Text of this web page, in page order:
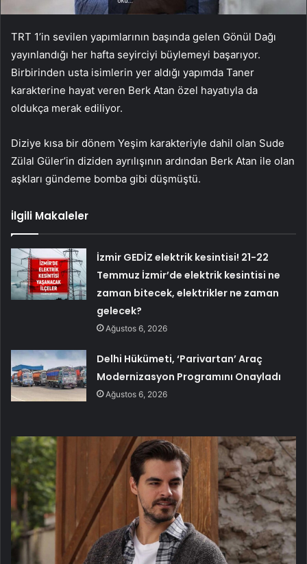
TRT 1’in sevilen yapımlarının başında gelen Gönül Dağı
yayınlandığı her hafta seyirciyi büylemeyi başarıyor.
Birbirinden usta isimlerin yer aldığı yapımda Taner
karakterine hayat veren Berk Atan özel hayatıyla da
oldukça merak ediliyor.
Diziye kısa bir dönem Yeşim karakteriyle dahil olan Sude
Zülal Güler’in diziden ayrılışının ardından Berk Atan ile olan
aşkları gündeme bomba gibi düşmüştü.
İlgili Makaleler
İzmir GEDİZ elektrik kesintisi! 21-22
Temmuz İzmir’de elektrik kesintisi ne
zaman bitecek, elektrikler ne zaman
gelecek?
Ağustos 6, 2026
Delhi Hükümeti, ‘Parivartan’ Araç
Modernizasyon Programını Onayladı
Ağustos 6, 2026